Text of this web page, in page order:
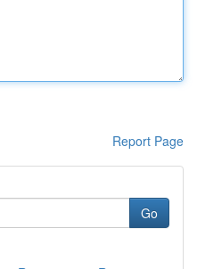
Report Page
Go